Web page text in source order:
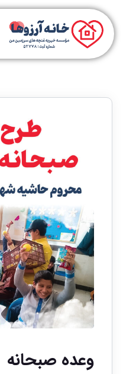
وعده صبحانه